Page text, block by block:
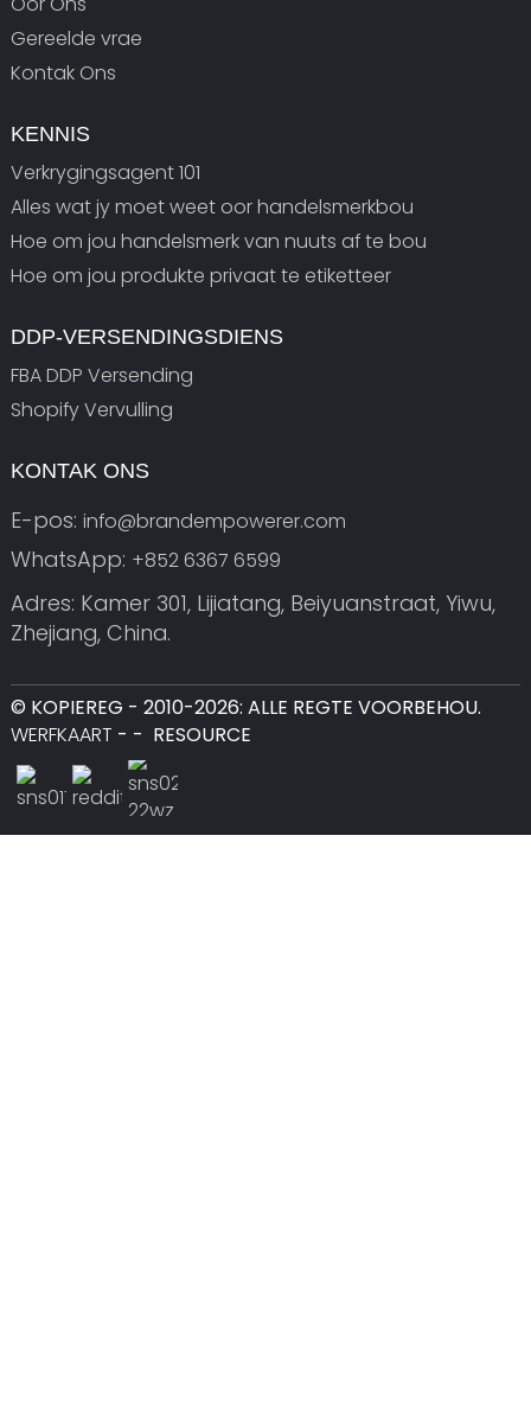
Gereelde vrae
Kontak Ons
KENNIS
Verkrygingsagent 101
Alles wat jy moet weet oor handelsmerkbou
Hoe om jou handelsmerk van nuuts af te bou
Hoe om jou produkte privaat te etiketteer
DDP-VERSENDINGSDIENS
FBA DDP Versending
Shopify Vervulling
KONTAK ONS
E-pos: info@brandempowerer.com
WhatsApp: +852 6367 6599
Adres: Kamer 301, Lijiatang, Beiyuanstraat, Yiwu,
Zhejiang, China.
© KOPIEREG - 2010-2026: ALLE REGTE VOORBEHOU.
WERFKAART - - RESOURCE